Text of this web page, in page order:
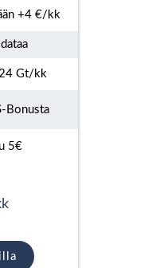
+4 €/kk
24 Gt/kk
Bonusta
5€